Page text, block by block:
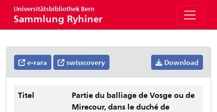
Universitätsbibliothek Bern
Sammlung Ryhiner
e-rara swisscovery Download
Titel
Partie du balliage de Vosge ou de
Mirecour, dans le duché de